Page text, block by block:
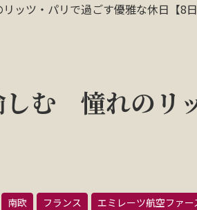
ッツ・パリで過ごす優雅な休日【8日
しむ 憧れのリ
南欧 フランス エミレーツ航空ファ